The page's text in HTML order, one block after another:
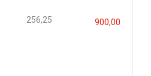
256,25 900,00